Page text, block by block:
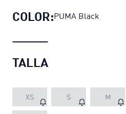
COLOR:PUMA Black
TALLA
XS S M